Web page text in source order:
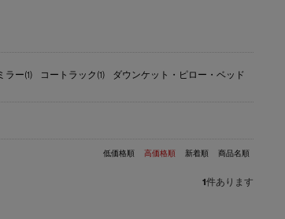
ラー(1) コートラック(1)
ダウンケット・ピロー・ベッド
低価格順 高価格順 新着順 商品名順
1件あります